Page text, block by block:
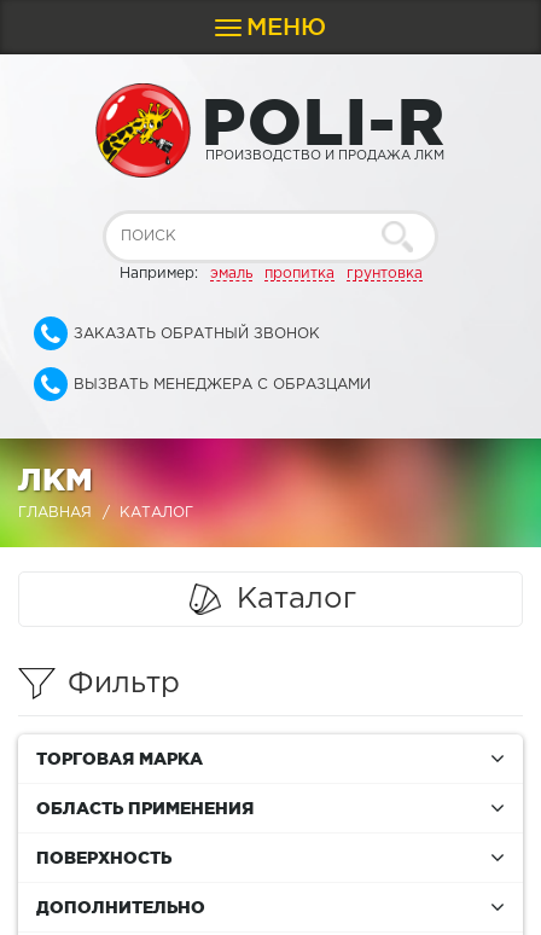
Toggle
navigation
МЕНЮ
POLI-R
ПРОИЗВОДСТВО И ПРОДАЖА ЛКМ
Например: эмаль пропитка грунтовка
ЗАКАЗАТЬ ОБРАТНЫЙ ЗВОНОК
ВЫЗВАТЬ МЕНЕДЖЕРА С ОБРАЗЦАМИ
ЛКМ
ГЛАВНАЯ КАТАЛОГ
Каталог
Фильтр
ТОРГОВАЯ МАРКА
ОБЛАСТЬ ПРИМЕНЕНИЯ
ПОВЕРХНОСТЬ
ДОПОЛНИТЕЛЬНО